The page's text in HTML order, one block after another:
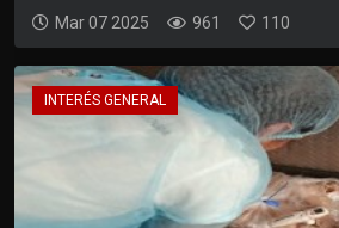
Mar 07 2025 961 110
INTERÉS GENERAL